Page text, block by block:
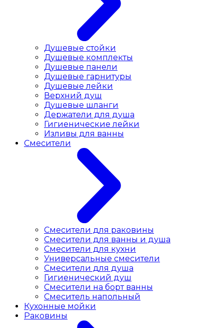
Душевые стойки
Душевые комплекты
Душевые панели
Душевые гарнитуры
Душевые лейки
Верхний душ
Душевые шланги
Держатели для душа
Гигиенические лейки
Изливы для ванны
Смесители
Смесители для раковины
Cмесители для ванны и душа
Смесители для кухни
Универсальные смесители
Смесители для душа
Гигиенический душ
Смесители на борт ванны
Смеситель напольный
Кухонные мойки
Раковины